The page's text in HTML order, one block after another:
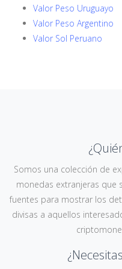
Valor Peso Uruguayo
Valor Peso Argentino
Valor Sol Peruano
Somos una colección de
monedas extranjeras que
fuentes para mostrar los
divisas a aquellos